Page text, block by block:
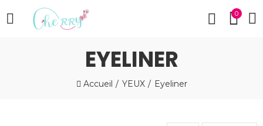
0
EYELINER
Accueil YEUX Eyeliner